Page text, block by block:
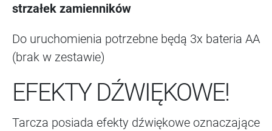
strzałek zamienników
Do uruchomienia potrzebne będą 3x bateria AA
(brak w zestawie)
EFEKTY DŹWIĘKOWE!
Tarcza posiada efekty dźwiękowe oznaczające